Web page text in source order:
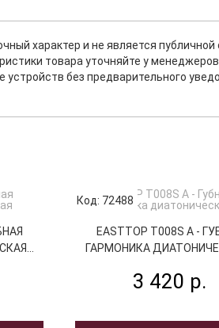
характер и не является
товара уточняйте у
без предварительного
Код: 72488
EASTTOP T008S A -
ГАРМОНИКА
3 420 р.